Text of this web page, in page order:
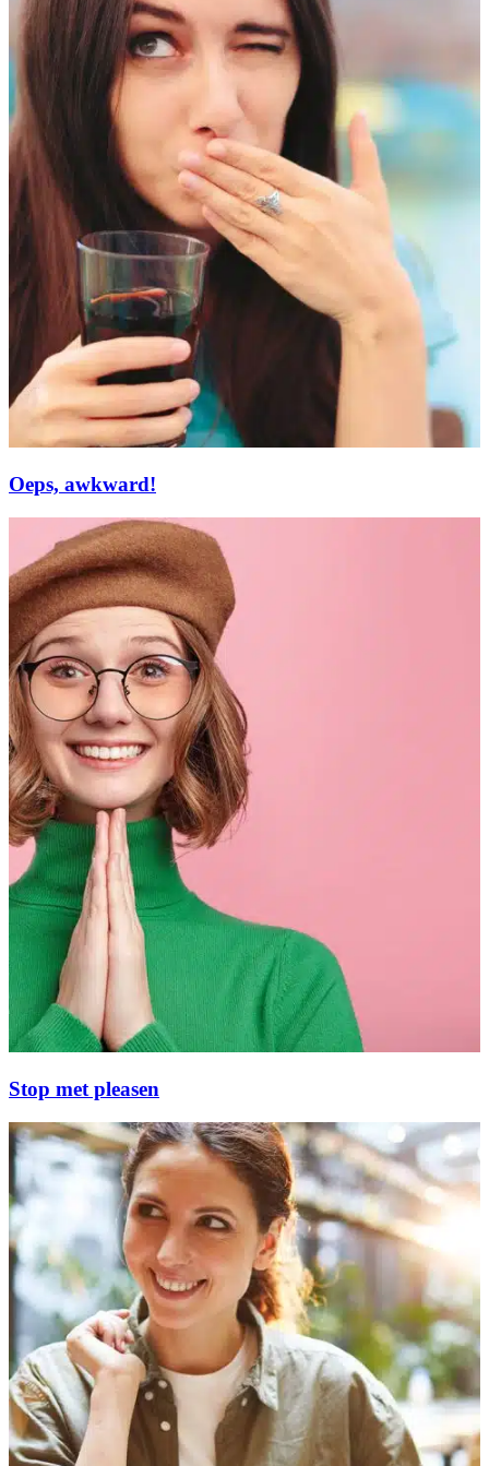
Oeps, awkward!
Stop met pleasen